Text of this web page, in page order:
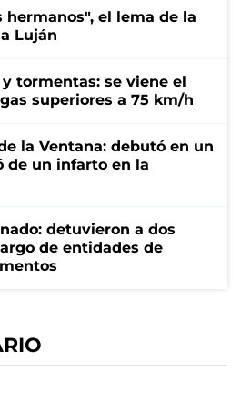
hermanos", el lema de la
Luján
tormentas: se viene el
superiores a 75 km/h
la Ventana: debutó en un
de un infarto en la
detuvieron a dos
de entidades de